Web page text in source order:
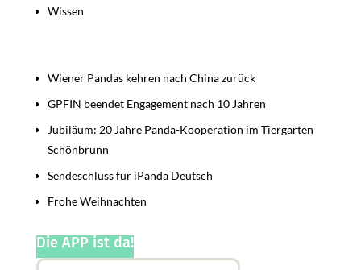
Wissen
Wiener Pandas kehren nach China zurück
GPFIN beendet Engagement nach 10 Jahren
Jubiläum: 20 Jahre Panda-Kooperation im Tiergarten
Schönbrunn
Sendeschluss für iPanda Deutsch
Frohe Weihnachten
Die APP ist da!